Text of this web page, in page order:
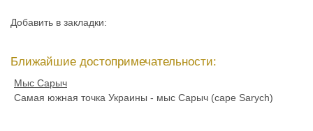
Добавить в закладки:
Ближайшие достопримечательности:
Мыс Сарыч
Самая южная точка Украины - мыс Сарыч (cape Sarych)